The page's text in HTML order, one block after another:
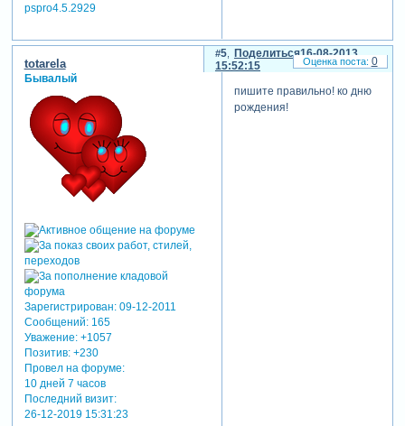
pspro4.5.2929
Поделиться
5
16-08-2013
15:52:15
totarela
Бывалый
Зарегистрирован: 09-12-2011
Сообщений:165
Уважение: +1057
Позитив: +230
Провел на форуме:
10 дней 7 часов
Последний визит:
26-12-2019 15:31:23
пишите правильно! ко дню
рождения!
0